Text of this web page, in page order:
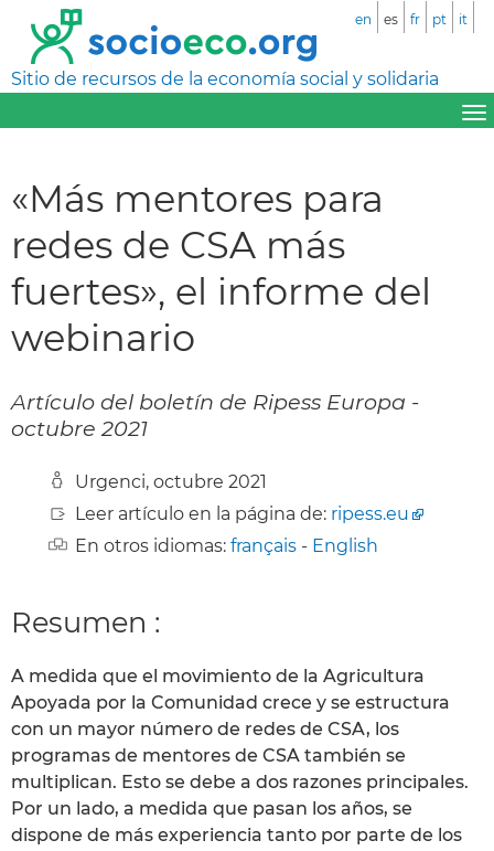
Sitio de recursos de la economía social y solidaria
en es fr pt it
«Más mentores para
redes de CSA más
fuertes», el informe del
webinario
Artículo del boletín de Ripess Europa -
octubre 2021
Urgenci, octubre 2021
Leer artículo en la página de: ripess.eu
En otros idiomas: français - English
Resumen :
A medida que el movimiento de la Agricultura
Apoyada por la Comunidad crece y se estructura
con un mayor número de redes de CSA, los
programas de mentores de CSA también se
multiplican. Esto se debe a dos razones principales.
Por un lado, a medida que pasan los años, se
dispone de más experiencia tanto por parte de los